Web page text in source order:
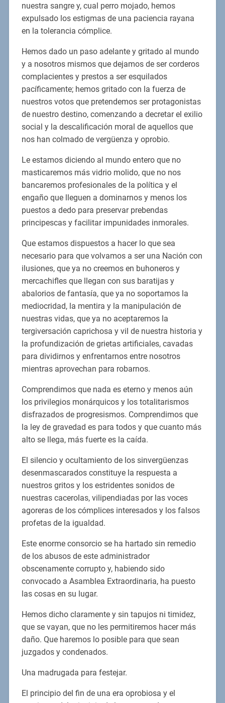
nuestra sangre y, cual perro mojado, hemos
expulsado los estigmas de una paciencia rayana
en la tolerancia cómplice.
Hemos dado un paso adelante y gritado al mundo
y a nosotros mismos que dejamos de ser corderos
complacientes y prestos a ser esquilados
pacíficamente; hemos gritado con la fuerza de
nuestros votos que pretendemos ser protagonistas
de nuestro destino, comenzando a decretar el exilio
social y la descalificación moral de aquellos que
nos han colmado de vergüenza y oprobio.
Le estamos diciendo al mundo entero que no
masticaremos más vidrio molido, que no nos
bancaremos profesionales de la política y el
engaño que lleguen a dominarnos y menos los
puestos a dedo para preservar prebendas
principescas y facilitar impunidades inmorales.
Que estamos dispuestos a hacer lo que sea
necesario para que volvamos a ser una Nación con
ilusiones, que ya no creemos en buhoneros y
mercachifles que llegan con sus baratijas y
abalorios de fantasía, que ya no soportamos la
mediocridad, la mentira y la manipulación de
nuestras vidas, que ya no aceptaremos la
tergiversación caprichosa y vil de nuestra historia y
la profundización de grietas artificiales, cavadas
para dividirnos y enfrentarnos entre nosotros
mientras aprovechan para robarnos.
Comprendimos que nada es eterno y menos aún
los privilegios monárquicos y los totalitarismos
disfrazados de progresismos. Comprendimos que
la ley de gravedad es para todos y que cuanto más
alto se llega, más fuerte es la caída.
El silencio y ocultamiento de los sinvergüenzas
desenmascarados constituye la respuesta a
nuestros gritos y los estridentes sonidos de
nuestras cacerolas, vilipendiadas por las voces
agoreras de los cómplices interesados y los falsos
profetas de la igualdad.
Este enorme consorcio se ha hartado sin remedio
de los abusos de este administrador
obscenamente corrupto y, habiendo sido
convocado a Asamblea Extraordinaria, ha puesto
las cosas en su lugar.
Hemos dicho claramente y sin tapujos ni timidez,
que se vayan, que no les permitiremos hacer más
daño. Que haremos lo posible para que sean
juzgados y condenados.
Una madrugada para festejar.
El principio del fin de una era oprobiosa y el